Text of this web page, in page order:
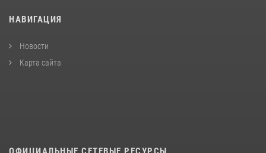
НАВИГАЦИЯ
Новости
Карта сайта